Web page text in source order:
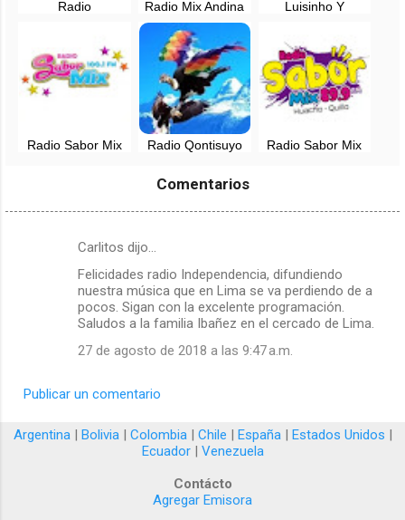
Radio
Lima, Perú
Radio Mix Andina
en vivo - La
Libertad, Perú
Luisinho Y
Radio Sabor Mix
Radio Qontisuyo
Radio Sabor Mix
Comentarios
a
r
Carlitos dijo…
Felicidades radio Independencia, difundiendo
nuestra música que en Lima se va perdiendo de a
pocos. Sigan con la excelente programación.
Saludos a la familia Ibañez en el cercado de Lima.
27 de agosto de 2018 a las 9:47 a.m.
Publicar un comentario
Argentina| Bolivia| Colombia| Chile | España| Estados Unidos |
Ecuador| Venezuela
Contácto
Agregar Emisora